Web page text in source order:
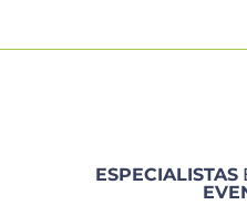
ESPECIALISTAS